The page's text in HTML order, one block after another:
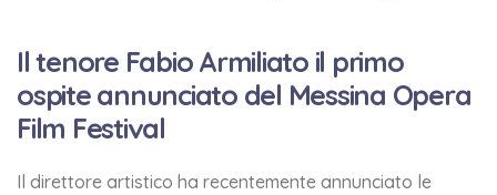
Il tenore Fabio Armiliato il primo
ospite annunciato del Messina Opera
Film Festival
Il direttore artistico ha recentemente annunciato le